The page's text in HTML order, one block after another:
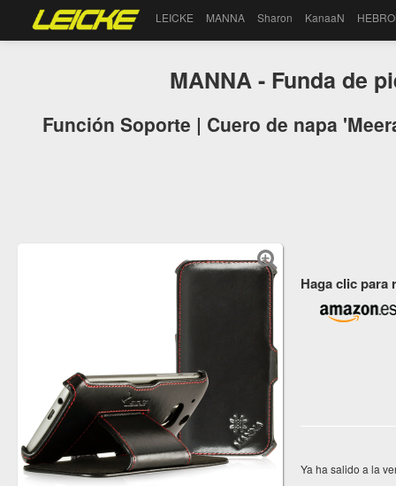
LEICKE MANNA Sharon KanaaN
MANNA - Funda de
Función Soporte | Cuero de napa
Haga clic para
Ya ha salido a la